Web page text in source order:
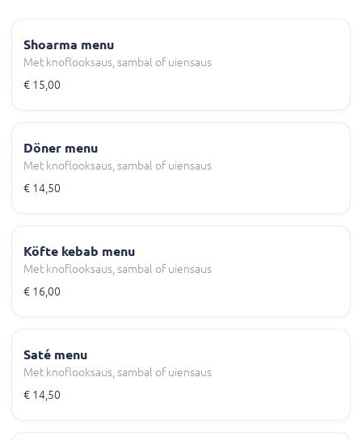
Shoarma menu
Met knoflooksaus, sambal of uiensaus
€ 15,00
Döner menu
Met knoflooksaus, sambal of uiensaus
€ 14,50
Köfte kebab menu
Met knoflooksaus, sambal of uiensaus
€ 16,00
Saté menu
Met knoflooksaus, sambal of uiensaus
€ 14,50